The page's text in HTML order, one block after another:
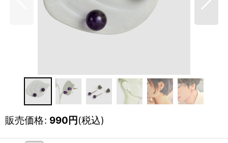
販売価格: 990 円 (税込)